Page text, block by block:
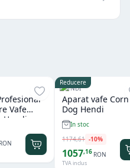
Vafe
Hendi
RON
Reducere
HENDI
Aparat vafe Corn
Dog Hendi
In stoc
1174,61 -10%
1057,16 RON
TVA inclus